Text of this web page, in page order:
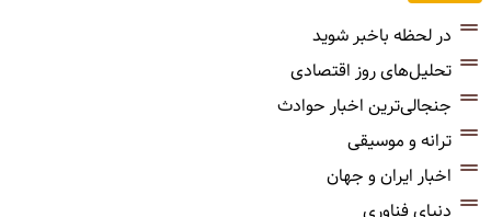
در لحظه باخبر شوید
تحلیل‌های روز اقتصادی
جنجالی‌ترین اخبار حوادث
ترانه و موسیقی
اخبار ایران و جهان
دنیای فناوری